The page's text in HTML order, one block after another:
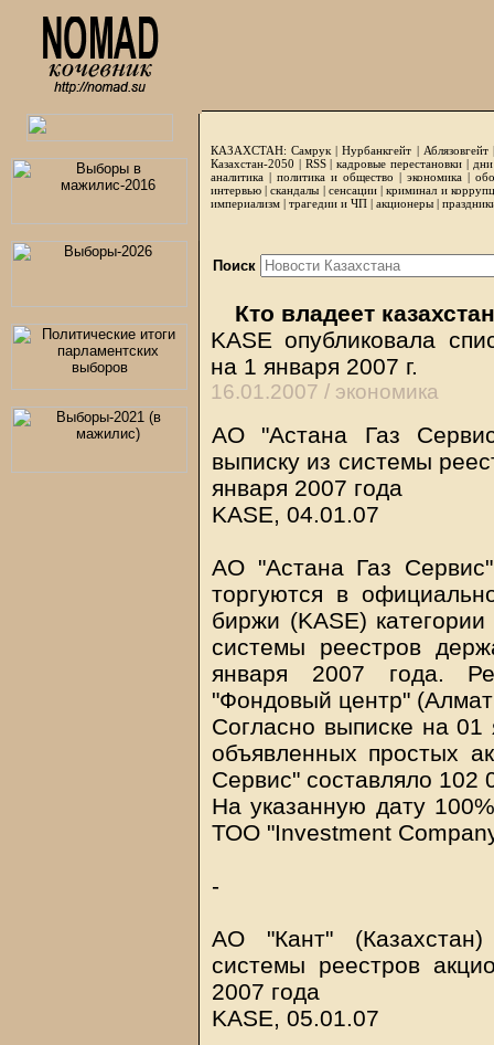
КАЗАХСТАН: Самрук |Нурбанкгейт | Аблязовгейт
Казахстан-2050 | RSS|кадровые перестановки|
аналитика | политика и общество | экономика |
интервью |скандалы | сенсации|криминал и
империализм | трагедии и ЧП | акционеры |
Поиск
Кто владеет
KASE опубликовала
на 1 января 2007 г.
16.01.2007 / экономика
АО "Астана Газ
выписку из системы
января 2007 года
KASE, 04.01.07
АО "Астана Газ
торгуются в
биржи (KASE)
системы реестров
января 2007 года.
"Фондовый центр"
Согласно выписке на 01
объявленных простых
Сервис" составляло
На указанную дату
ТОО "Investment
-
АО "Кант"
системы реестров
2007 года
KASE, 05.01.07